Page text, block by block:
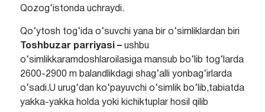
Qozog‘istonda uchraydi.
Qo‘ytosh tog‘ida o‘suvchi yana bir o‘simliklardan biri
Toshbuzar parriyasi – ushbu
o‘simlikkaramdoshlaroilasiga mansub bo‘lib tog‘larda
2600-2900 m balandlikdagi shag‘alli yonbag‘irlarda
o‘sadi.U urug‘dan ko‘payuvchi o‘simlik bo‘lib,tabiatda
yakka-yakka holda yoki kichiktuplar hosil qilib